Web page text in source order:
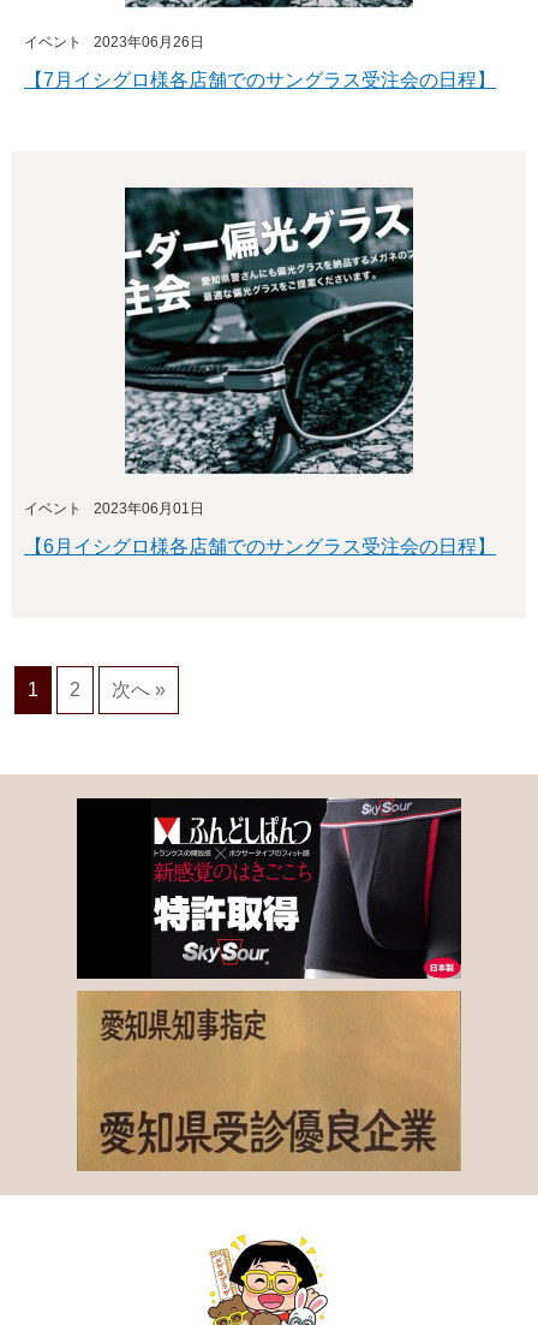
イベント 2023年06月26日
【7月イシグロ様各店舗でのサングラス受注会の日程】
イベント 2023年06月01日
【6月イシグロ様各店舗でのサングラス受注会の日程】
1 2 次へ »